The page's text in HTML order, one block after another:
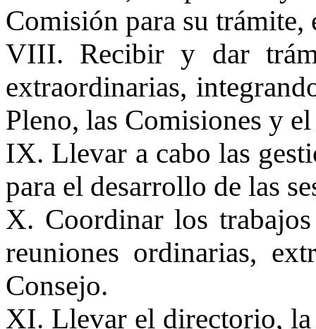
Comisión para su trámite,
VIII. Recibir y dar
extraordinarias,
Pleno, las Comisiones y
IX. Llevar a cabo las
para el desarrollo de las
X. Coordinar los
reuniones ordinarias,
Consejo.
XI. Llevar el directorio, la